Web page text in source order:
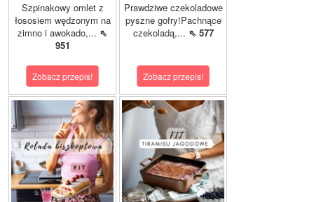
Szpinakowy omlet z
łososiem wędzonym na
zimno i awokado,... ⇖
951
Zobacz przepis!
Prawdziwe czekoladowe
pyszne gofry!Pachnące
czekoladą,... ⇖ 577
Zobacz przepis!